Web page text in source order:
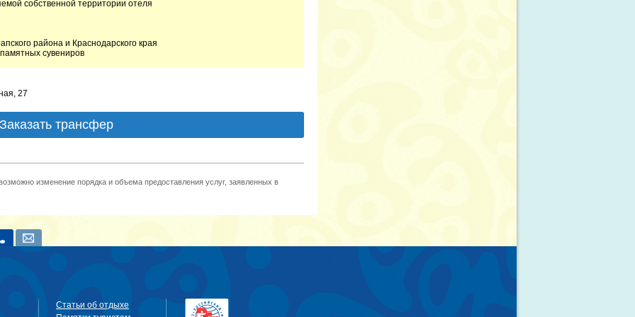
собственной территории отеля
района и Краснодарского края
сувениров
27
трансфер
изменение порядка и объема предоставления услуг, заявленных в
Статьи об отдыхе